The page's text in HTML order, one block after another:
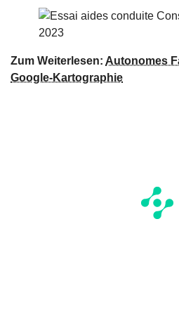
Zum Weiterlesen: Autonomes
Google-Kartographie